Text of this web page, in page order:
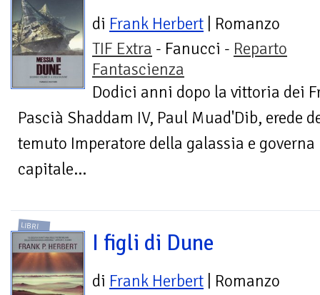
di Frank Herbert | Romanzo
TIF Extra - Fanucci - Reparto
Fantascienza
Dodici anni dopo la vittoria dei
Pascià Shaddam IV, Paul Muad'Dib, erede
temuto Imperatore della galassia e
capitale...
LIBRI
I figli di Dune
di Frank Herbert | Romanzo